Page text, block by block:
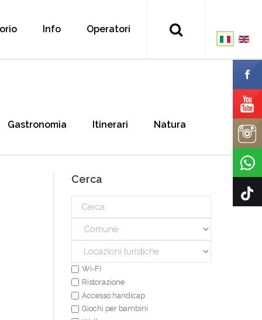
Info Operatori
Gastronomia Itinerari Natura
Cerca
Wi-FI
Ristorazione
Accesso handicap
Giochi per bambini